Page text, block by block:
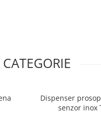
Dispenser
senzor inox